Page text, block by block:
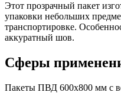
Этот прозрачный пакет
упаковки небольших
транспортировке.
аккуратный шов.
Сферы
Пакеты ПВД 600x800 мм с